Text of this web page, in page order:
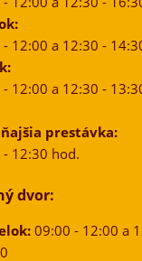
12:00 a 12:30 -
12:00 a 12:30 -
prestávka:
- 12:30 hod.
dvor:
09:00 - 12:00 a